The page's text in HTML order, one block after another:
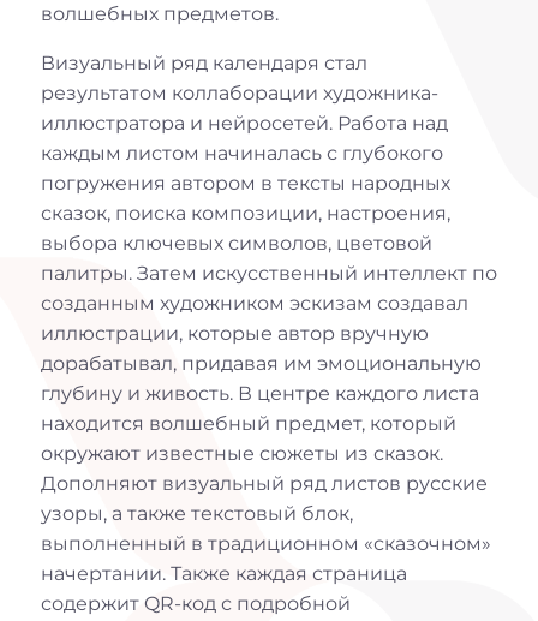
волшебных предметов.
Визуальный ряд календаря стал
результатом коллаборации художника-
иллюстратора и нейросетей. Работа над
каждым листом начиналась с глубокого
погружения автором в тексты народных
сказок, поиска композиции, настроения,
выбора ключевых символов, цветовой
палитры. Затем искусственный интеллект по
созданным художником эскизам создавал
иллюстрации, которые автор вручную
дорабатывал, придавая им эмоциональную
глубину и живость. В центре каждого листа
находится волшебный предмет, который
окружают известные сюжеты из сказок.
Дополняют визуальный ряд листов русские
узоры, а также текстовый блок,
выполненный в традиционном «сказочном»
начертании. Также каждая страница
содержит QR-код с подробной